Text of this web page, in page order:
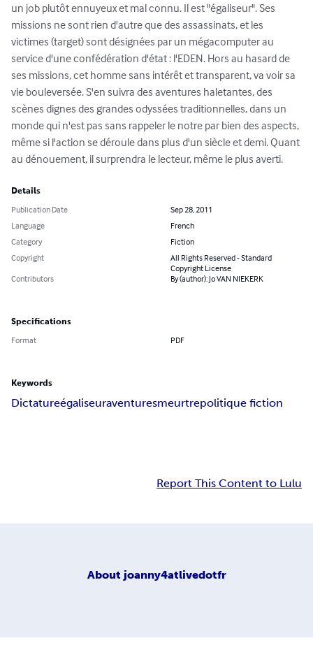
un job plutôt ennuyeux et mal connu. Il est "égaliseur". Ses
missions ne sont rien d'autre que des assassinats, et les
victimes (target) sont désignées par un mégacomputer au
service d'une confédération d'état : l'EDEN. Hors au hasard de
ses missions, cet homme sans intérêt et transparent, va voir sa
vie bouleversée. S'en suivra des aventures haletantes, des
scènes dignes des grandes odyssées traditionnelles, dans un
monde qui n'est pas sans rappeler le notre par bien des aspects,
même si l'action se déroule dans plus d'un siècle et demi. Quant
au dénouement, il surprendra le lecteur, même le plus averti.
Details
Publication Date
Sep 28, 2011
Language
French
Category
Fiction
Copyright
All Rights Reserved - Standard
Copyright License
Contributors
By (author): Jo VAN NIEKERK
Specifications
Format PDF
Keywords
Dictatureégaliseuraventuresmeurtrepolitique fiction
Report This Content to Lulu
About joanny4atlivedotfr